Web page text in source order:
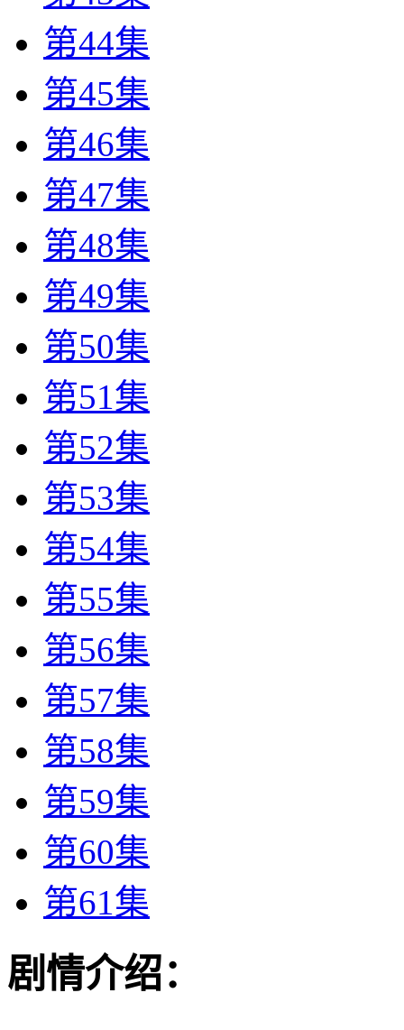
第44集
第45集
第46集
第47集
第48集
第49集
第50集
第51集
第52集
第53集
第54集
第55集
第56集
第57集
第58集
第59集
第60集
第61集
剧情介绍：